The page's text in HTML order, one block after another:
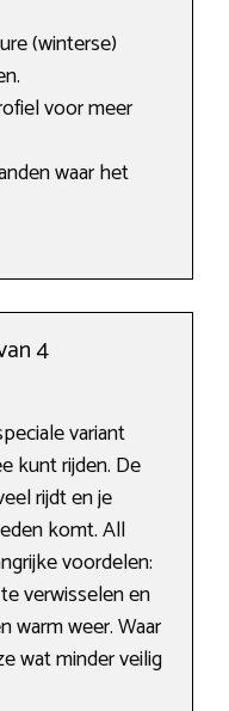
(winterse)
voor meer
waar het
4
variant
kunt rijden. De
rijdt en je
komt. All
voordelen:
verwisselen en
warm weer. Waar
wat minder veilig